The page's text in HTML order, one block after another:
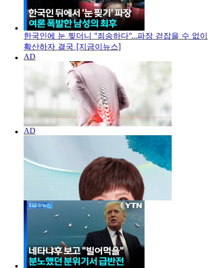
한국인에 눈 찢더니 "죄송하다"...파장 걷잡을 수 없이
확산하자 결국 [지금이뉴스]